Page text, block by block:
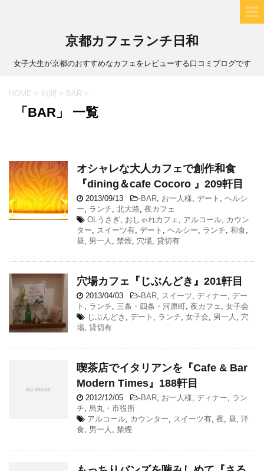
京都カフェランチ日和
女子大生が京都のおすすめなカフェをレビューする口コミブログです
HOME > 時間 > BAR >
「BAR」 一覧
オシャレな大人カフェで創作和食
『dining＆cafe Cocoro 』209軒目
2013/09/13 -BAR, お一人様, デート , ヘルシ
ー, ランチ, 北大路, 夜カフェ
OLうさぎ, おしゃれカフェ , アルコール, カウン
ター, スイーツ有, デート , ヘルシー, ランチ, 和食,
昼, 男一人 , 禁煙, 穴場, 貸切有
穴場カフェ『じぶんどき』201軒目
2013/04/03 -BAR, スイーツ, ディナー, デー
ト , ランチ, 三条・四条・河原町, 夜カフェ , 女子会
じぶんどき , デート , ランチ, 女子会, 男一人 , 穴
場, 貸切有
喫茶店でイタリアンを『Cafe & Bar
Modern Times』188軒目
2012/12/05 -BAR, お一人様, ディナー, ラン
チ, 烏丸・市役所
アルコール, カウンター, スイーツ有, 夜, 昼, 洋
食, 男一人 , 禁煙